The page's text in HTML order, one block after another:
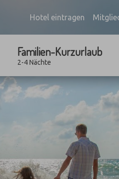
Hotel eintragen
Familien-Kurzurlaub
2-4 Nächte